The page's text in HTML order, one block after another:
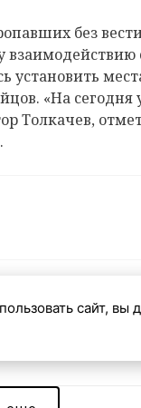
без
взаимодействию
установить
«На сегодня
Толкачев,
сайт, вы